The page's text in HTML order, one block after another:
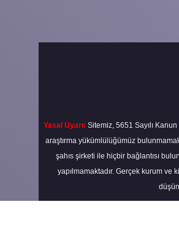
Yasal Uyarı: Sitemiz, 5651 Sayılı
araştırma yükümlülüğümüz
şahıs şirketi ile hiçbir bağlantısı
yapılmamaktadır. Gerçek kurum